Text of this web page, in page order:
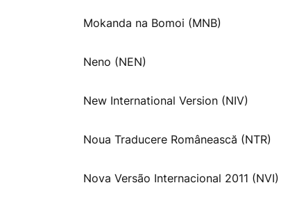
Mokanda na Bomoi (MNB)
Neno (NEN)
New International Version (NIV)
Noua Traducere Românească (NTR)
Nova Versão Internacional 2011 (NVI)